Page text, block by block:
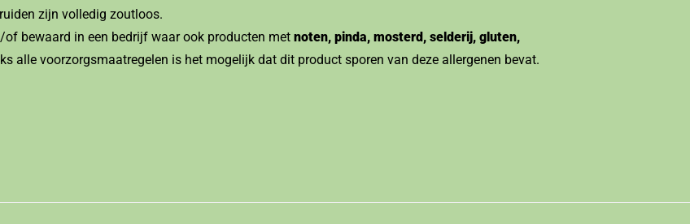
zijn volledig zoutloos.
bewaard in een bedrijf waar ook producten met noten, pinda, mosterd, selderij, gluten,
alle voorzorgsmaatregelen is het mogelijk dat dit product sporen van deze allergenen bevat.